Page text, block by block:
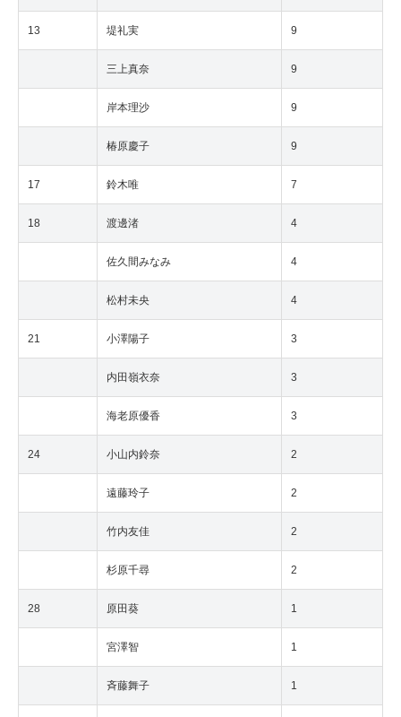
13 堤礼実 9
三上真奈 9
岸本理沙 9
椿原慶子 9
17 鈴木唯 7
18 渡邊渚 4
佐久間みなみ 4
松村未央 4
21 小澤陽子 3
内田嶺衣奈 3
海老原優香 3
24 小山内鈴奈 2
遠藤玲子 2
竹内友佳 2
杉原千尋 2
28 原田葵 1
宮澤智 1
斉藤舞子 1